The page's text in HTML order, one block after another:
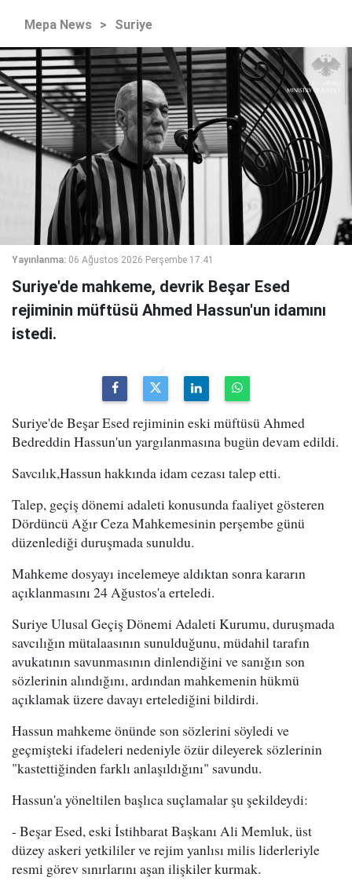
Mepa News > Suriye
Yayınlanma: 06 Ağustos 2026 Perşembe 17:41
Suriye'de mahkeme, devrik Beşar Esed
rejiminin müftüsü Ahmed Hassun'un idamını
istedi.
Suriye'de Beşar Esed rejiminin eski müftüsü Ahmed
Bedreddin Hassun'un yargılanmasına bugün devam edildi.
Savcılık,Hassun hakkında idam cezası talep etti.
Talep, geçiş dönemi adaleti konusunda faaliyet gösteren
Dördüncü Ağır Ceza Mahkemesinin perşembe günü
düzenlediği duruşmada sunuldu.
Mahkeme dosyayı incelemeye aldıktan sonra kararın
açıklanmasını 24 Ağustos'a erteledi.
Suriye Ulusal Geçiş Dönemi Adaleti Kurumu, duruşmada
savcılığın mütalaasının sunulduğunu, müdahil tarafın
avukatının savunmasının dinlendiğini ve sanığın son
sözlerinin alındığını, ardından mahkemenin hükmü
açıklamak üzere davayı ertelediğini bildirdi.
Hassun mahkeme önünde son sözlerini söyledi ve
geçmişteki ifadeleri nedeniyle özür dileyerek sözlerinin
"kastettiğinden farklı anlaşıldığını" savundu.
Hassun'a yöneltilen başlıca suçlamalar şu şekildeydi:
- Beşar Esed, eski İstihbarat Başkanı Ali Memluk, üst
düzey askeri yetkililer ve rejim yanlısı milis liderleriyle
resmi görev sınırlarını aşan ilişkiler kurmak.